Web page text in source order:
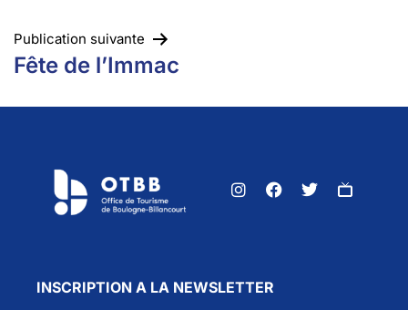
Publication suivante
Fête de l’Immac
INSCRIPTION A LA NEWSLETTER